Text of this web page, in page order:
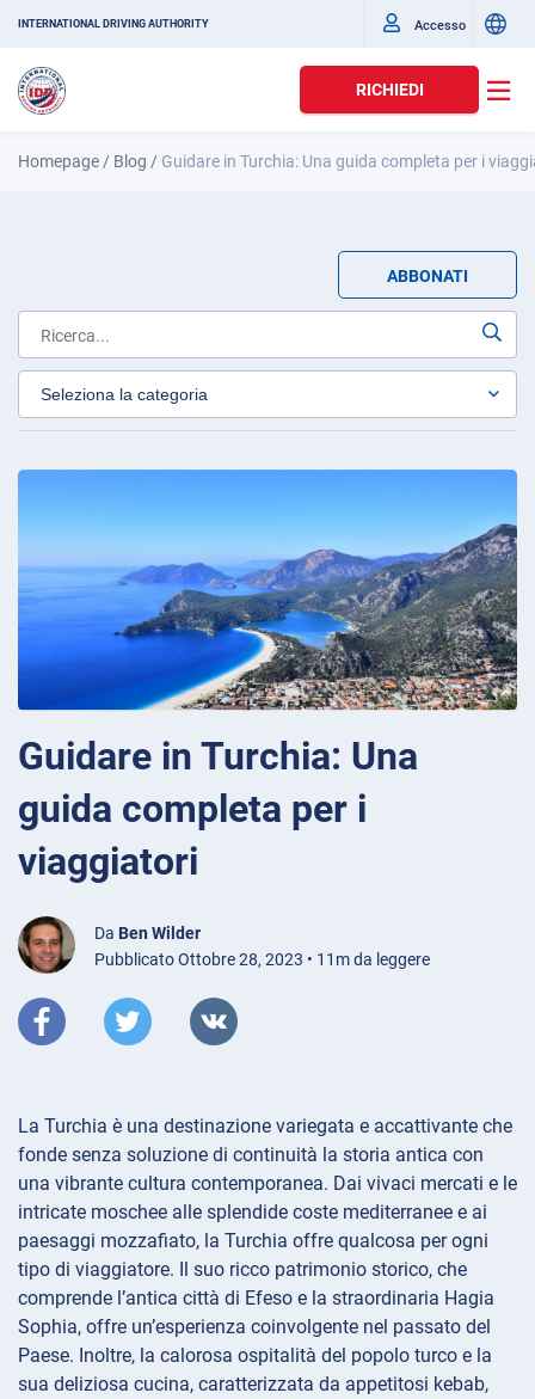
INTERNATIONAL DRIVING AUTHORITY Accesso
RICHIEDI
Homepage / Blog / Guidare in Turchia: Una guida completa per i
ABBONATI
Guidare in Turchia: Una
guida completa per i
viaggiatori
Da Ben Wilder
Pubblicato Ottobre 28, 2023 • 11m da leggere
La Turchia è una destinazione variegata e accattivante che
fonde senza soluzione di continuità la storia antica con
una vibrante cultura contemporanea. Dai vivaci mercati e le
intricate moschee alle splendide coste mediterranee e ai
paesaggi mozzafiato, la Turchia offre qualcosa per ogni
tipo di viaggiatore. Il suo ricco patrimonio storico, che
comprende l’antica città di Efeso e la straordinaria Hagia
Sophia, offre un’esperienza coinvolgente nel passato del
Paese. Inoltre, la calorosa ospitalità del popolo turco e la
sua deliziosa cucina, caratterizzata da appetitosi kebab,